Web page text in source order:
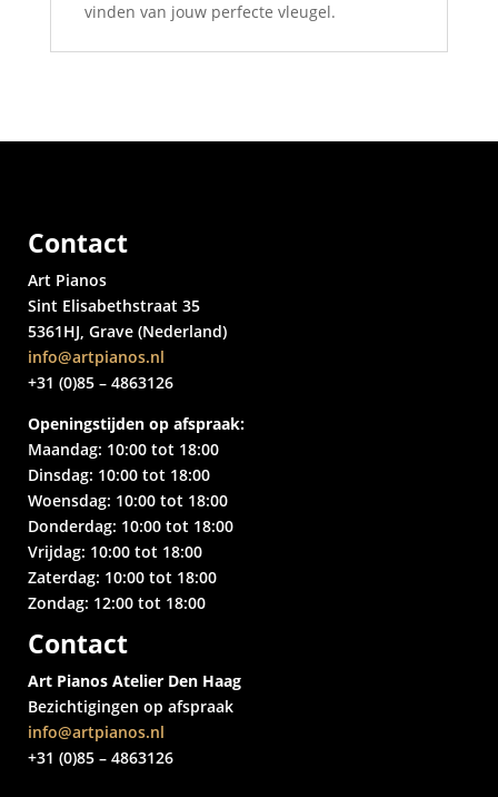
vinden van jouw perfecte vleugel.
Contact
Art Pianos
Sint Elisabethstraat 35
5361HJ, Grave (Nederland)
info@artpianos.nl
+31 (0)85 – 4863126
Openingstijden op afspraak:
Maandag: 10:00 tot 18:00
Dinsdag: 10:00 tot 18:00
Woensdag: 10:00 tot 18:00
Donderdag: 10:00 tot 18:00
Vrijdag: 10:00 tot 18:00
Zaterdag: 10:00 tot 18:00
Zondag: 12:00 tot 18:00
Contact
Art Pianos Atelier Den Haag
Bezichtigingen op afspraak
info@artpianos.nl
+31 (0)85 – 4863126